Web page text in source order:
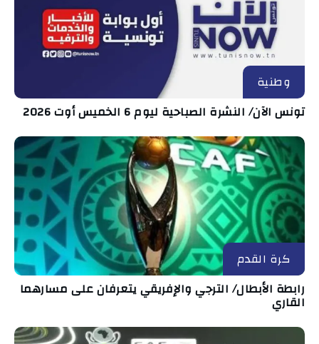
وطنية
تونس الآن/ النشرة الصباحية ليوم 6 الخميس أوت 2026
كرة القدم
رابطة الأبطال/ الترجي والإفريقي يتعرفان على مسارهما
القاري